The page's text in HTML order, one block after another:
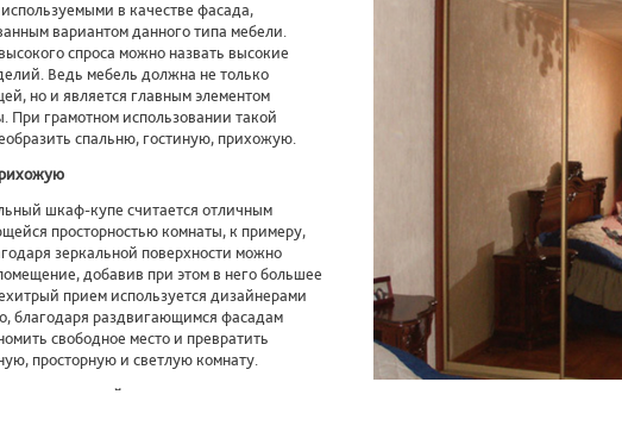
в качестве фасада,
вариантом данного типа мебели.
спроса можно назвать высокие
Ведь мебель должна не только
но и является главным элементом
грамотном использовании такой
спальню, гостиную, прихожую.
шкаф-купе считается отличным
просторностью комнаты, к примеру,
зеркальной поверхности можно
добавив при этом в него большее
прием используется дизайнерами
благодаря раздвигающимся фасадам
свободное место и превратить
просторную и светлую комнату.
и гостиной